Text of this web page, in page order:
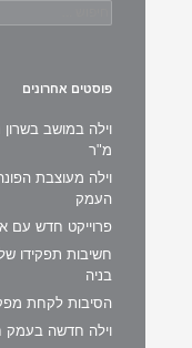
פוסטים אחרונים
מ"ר
וילה מעוצבת
העמק
פרוייקט חדש עם
חשיבות תפקידו
בניה
הסיבות לקחת
וילה חדשה בעמק